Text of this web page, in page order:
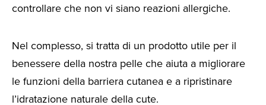
controllare che non vi siano reazioni allergiche.
Nel complesso, si tratta di un prodotto utile per il
benessere della nostra pelle che aiuta a migliorare
le funzioni della barriera cutanea e a ripristinare
l’idratazione naturale della cute.